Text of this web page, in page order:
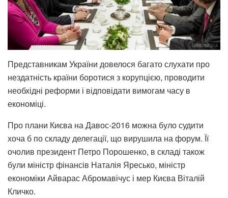
Представникам України довелося багато слухати про
нездатність країни боротися з корупцією, проводити
необхідні реформи і відповідати вимогам часу в
економіці.
Про плани Києва на Давос-2016 можна було судити
хоча б по складу делегації, що вирушила на форум. Її
очолив президент Петро Порошенко, в складі також
були міністр фінансів Наталія Яресько, міністр
економіки Айварас Абромавічус і мер Києва Віталій
Кличко.